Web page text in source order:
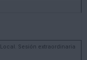
Local. Sesión extraordinaria